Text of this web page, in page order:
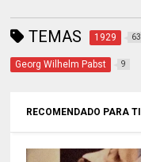
TEMAS 1929 63
Georg Wilhelm Pabst 9
RECOMENDADO PARA TI